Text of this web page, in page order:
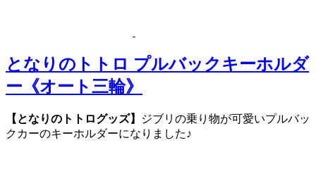
となりのトトロ プルバックキーホルダ
ー《オート三輪》
【となりのトトログッズ】
ジブリの乗り物が可愛いプルバッ
クカーのキーホルダーになりました♪